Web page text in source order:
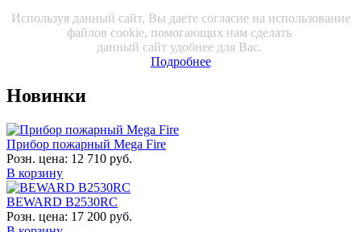
Используя данный сайт, Вы даете согласие на использование
файлов cookie, помогающих нам сделать
данный сайт удобнее для Вас.
Подробнее
Новинки
Прибор пожарный Mega Fire
Розн. цена: 12 710 руб.
В корзину
BEWARD B2530RC
Розн. цена: 17 200 руб.